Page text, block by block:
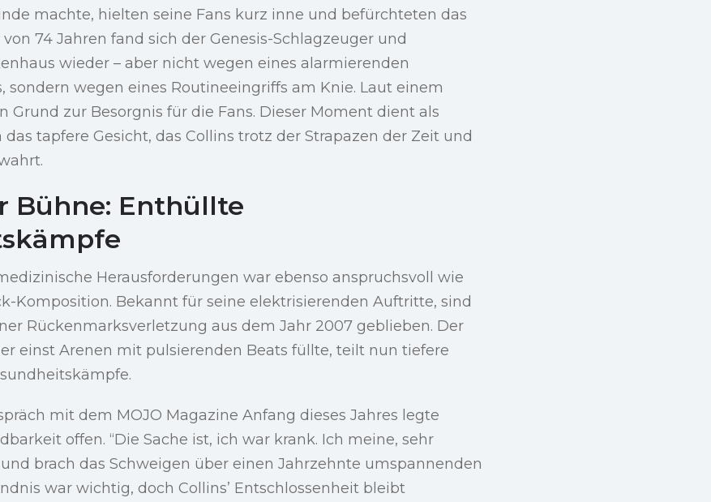
machte, hielten seine Fans kurz inne und befürchteten das
74 Jahren fand sich der Genesis-Schlagzeuger und
wieder – aber nicht wegen eines alarmierenden
sondern wegen eines Routineeingriffs am Knie. Laut einem
Grund zur Besorgnis für die Fans. Dieser Moment dient als
tapfere Gesicht, das Collins trotz der Strapazen der Zeit und
Bühne: Enthüllte
Herausforderungen war ebenso anspruchsvoll wie
Komposition. Bekannt für seine elektrisierenden Auftritte, sind
Rückenmarksverletzung aus dem Jahr 2007 geblieben. Der
einst Arenen mit pulsierenden Beats füllte, teilt nun tiefere
mit dem MOJO Magazine Anfang dieses Jahres legte
offen. “Die Sache ist, ich war krank. Ich meine, sehr
brach das Schweigen über einen Jahrzehnte umspannenden
war wichtig, doch Collins’ Entschlossenheit bleibt